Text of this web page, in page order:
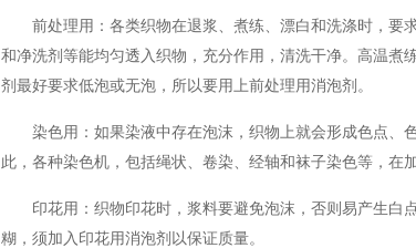
前处理用：各类织物在退浆、煮练、漂白和洗涤时，要
和净洗剂等能均匀透入织物，充分作用，清洗干净。高温煮
剂最好要求低泡或无泡，所以要用上前处理用消泡剂。
染色用：如果染液中存在泡沫，织物上就会形成色点、
此，各种染色机，包括绳状、卷染、经轴和袜子染色等，在
印花用：织物印花时，浆料要避免泡沫，否则易产生白
糊，须加入印花用消泡剂以保证质量。